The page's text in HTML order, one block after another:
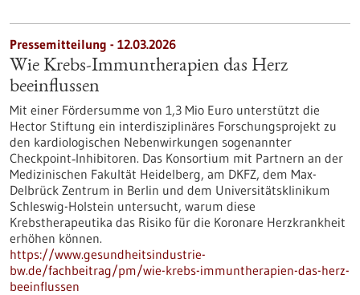
Pressemitteilung - 12.03.2026
Wie Krebs-Immuntherapien das Herz
beeinflussen
Mit einer Fördersumme von 1,3 Mio Euro unterstützt die
Hector Stiftung ein interdisziplinäres Forschungsprojekt zu
den kardiologischen Nebenwirkungen sogenannter
Checkpoint‑Inhibitoren. Das Konsortium mit Partnern an der
Medizinischen Fakultät Heidelberg, am DKFZ, dem Max-
Delbrück Zentrum in Berlin und dem Universitätsklinikum
Schleswig-Holstein untersucht, warum diese
Krebstherapeutika das Risiko für die Koronare Herzkrankheit
erhöhen können.
https://www.gesundheitsindustrie-
bw.de/fachbeitrag/pm/wie-krebs-immuntherapien-das-herz-
beeinflussen